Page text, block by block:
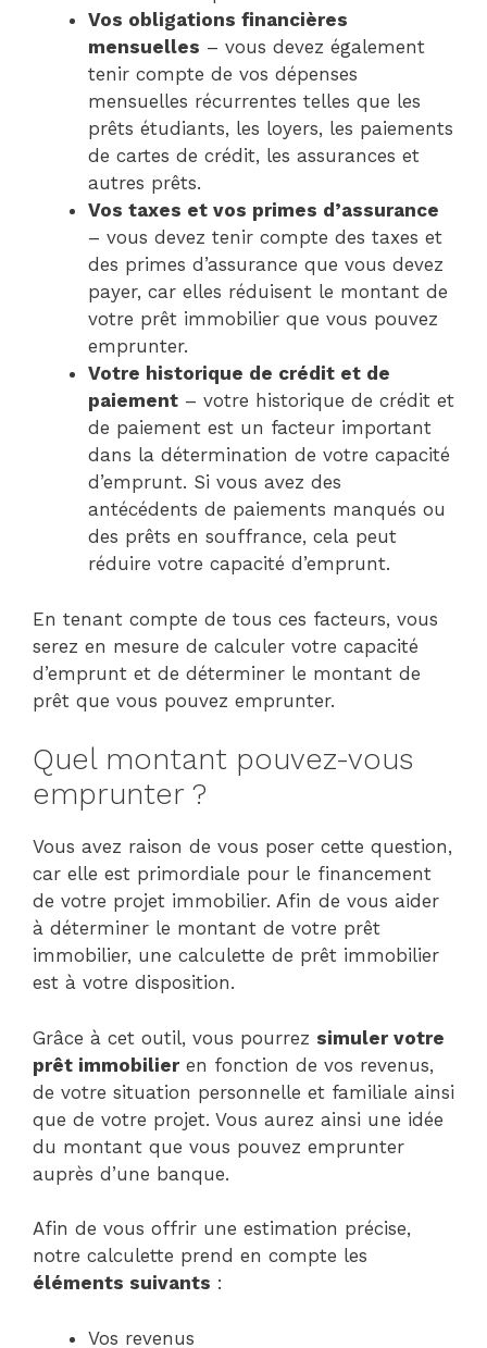
Vos obligations financières
mensuelles – vous devez également
tenir compte de vos dépenses
mensuelles récurrentes telles que les
prêts étudiants, les loyers, les paiements
de cartes de crédit, les assurances et
autres prêts.
Vos taxes et vos primes d’assurance
– vous devez tenir compte des taxes et
des primes d’assurance que vous devez
payer, car elles réduisent le montant de
votre prêt immobilier que vous pouvez
emprunter.
Votre historique de crédit et de
paiement – votre historique de crédit et
de paiement est un facteur important
dans la détermination de votre capacité
d’emprunt. Si vous avez des
antécédents de paiements manqués ou
des prêts en souffrance, cela peut
réduire votre capacité d’emprunt.
En tenant compte de tous ces facteurs, vous
serez en mesure de calculer votre capacité
d’emprunt et de déterminer le montant de
prêt que vous pouvez emprunter.
Quel montant pouvez-vous
emprunter ?
Vous avez raison de vous poser cette question,
car elle est primordiale pour le financement
de votre projet immobilier. Afin de vous aider
à déterminer le montant de votre prêt
immobilier, une calculette de prêt immobilier
est à votre disposition.
Grâce à cet outil, vous pourrez simuler votre
prêt immobilieren fonction de vos revenus,
de votre situation personnelle et familiale ainsi
que de votre projet. Vous aurez ainsi une idée
du montant que vous pouvez emprunter
auprès d’une banque.
Afin de vous offrir une estimation précise,
notre calculette prend en compte les
éléments suivants :
Vos revenus